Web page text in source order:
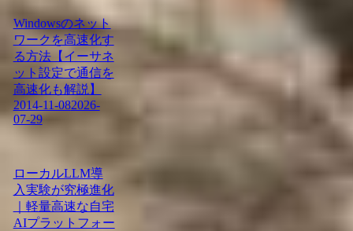
Windowsのネット
ワークを高速化す
る方法【イーサネ
ット設定で通信を
高速化も解説】
2014-11-082026-
07-29
ローカルLLM導
入実験が究極進化
｜軽量高速な自宅
AIプラットフォー